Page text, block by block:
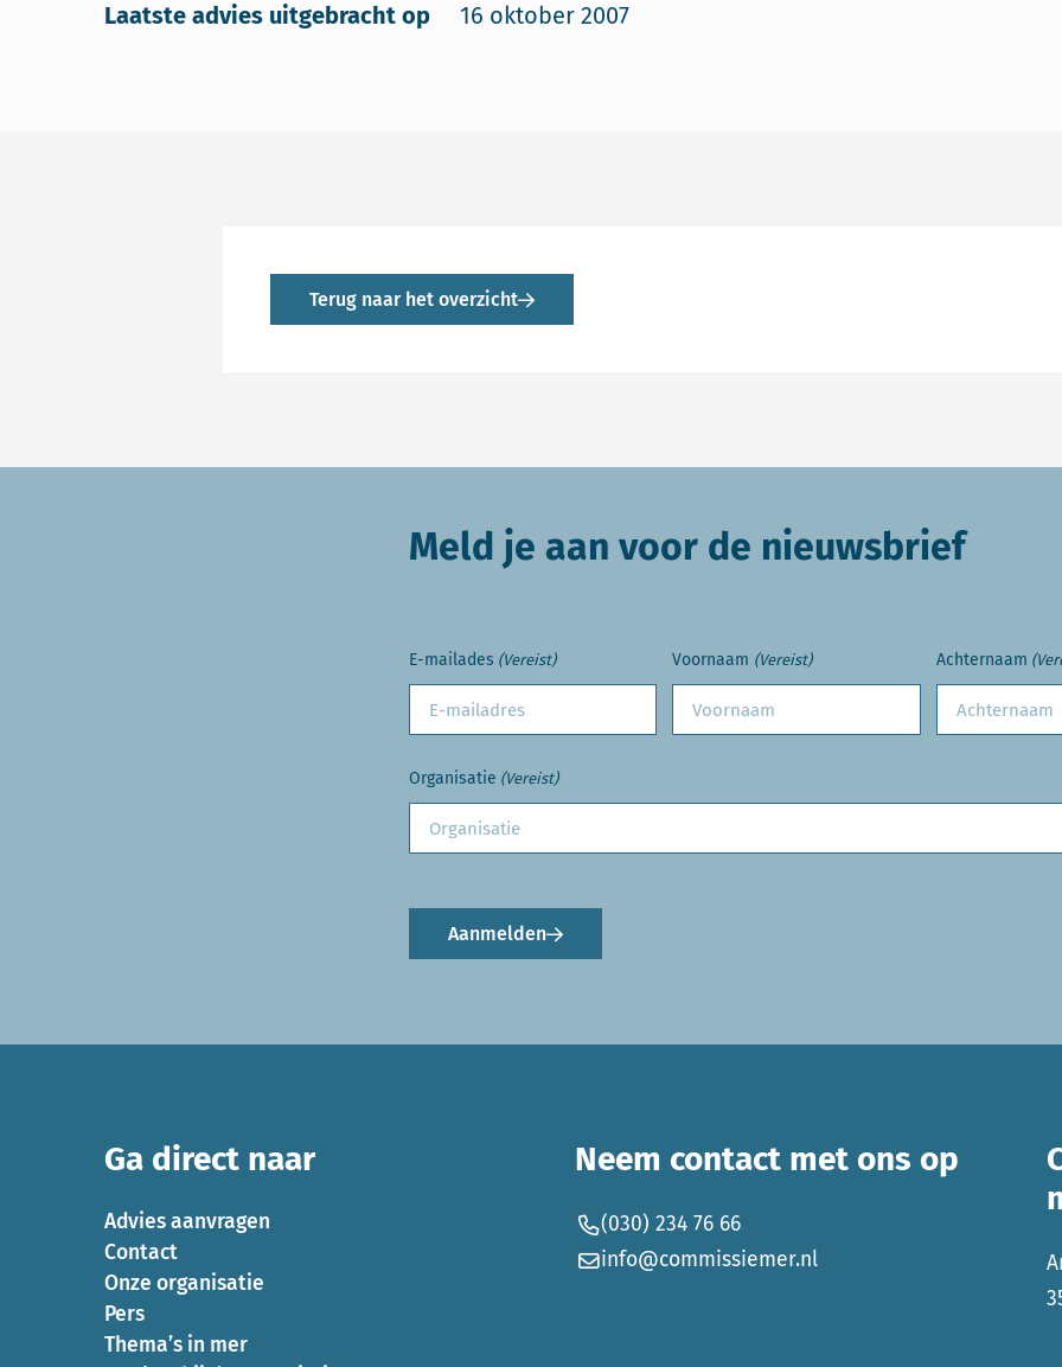
Laatste advies uitgebracht op 16 oktober 2007
Terug naar het overzicht
Meld je aan voor de nieuwsbrief
E-mailades (Vereist) Voornaam (Vereist) Achternaam
Organisatie (Vereist)
Aanmelden
Ga direct naar
Advies aanvragen
Contact
Onze organisatie
Pers
Thema’s in mer
Neem contact met ons op
(030) 234 76 66
info@commissiemer.nl